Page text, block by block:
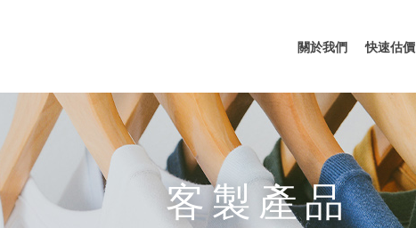
關於我們 快速估價
客製產品